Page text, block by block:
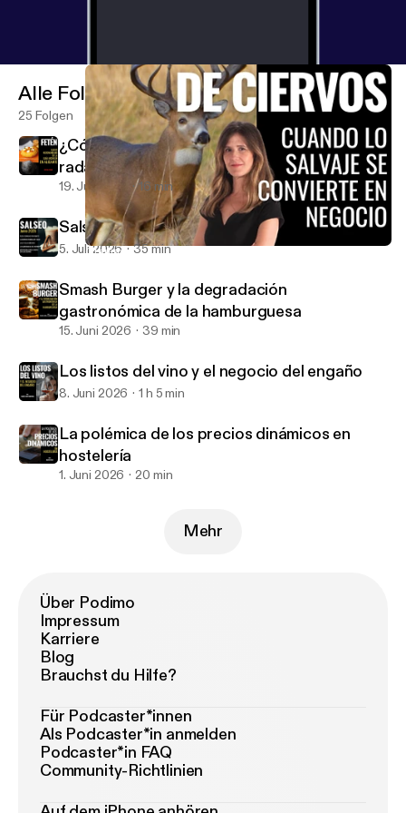
Granjas de ciervos: cuando lo salvaje se convierte en negocio
Alle Folgen
25 Folgen
¿Cómo consigue un restaurante entrar en el
radar de la Guía Michelin?
19. Juli 2026 16 min
Salseo: Actualidad Gastronómica Junio 2026
5. Juli 2026 35 min
Smash Burger y la degradación
gastronómica de la hamburguesa
15. Juni 2026 39 min
Los listos del vino y el negocio del engaño
8. Juni 2026 1 h 5 min
La polémica de los precios dinámicos en
hostelería
1. Juni 2026 20 min
Mehr
Über Podimo
Impressum
Karriere
Blog
Brauchst du Hilfe?
Für Podcaster*innen
Als Podcaster*in anmelden
Podcaster*in FAQ
Community-Richtlinien